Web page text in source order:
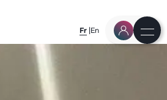
Fr En